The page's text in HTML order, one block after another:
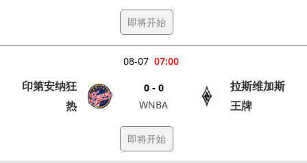
即将开始
07:00
08-07
印第安纳狂
热
0 - 0
WNBA
拉斯维加斯
王牌
即将开始